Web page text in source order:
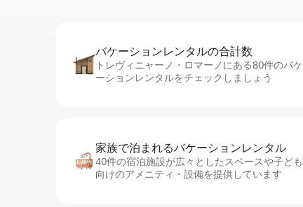
バケーションレ⁠ン⁠タ⁠ル⁠の合⁠計⁠数
トレヴィニャーノ・ロマーノにある80件のバケ
ーションレンタルをチェックしましょう
家族で泊まれるバ⁠ケ⁠ー⁠シ⁠ョ⁠ンレ⁠ン⁠タ⁠ル
40件の宿泊施設が広々としたスペースや子ども
向けのアメニティ・設備を提供しています